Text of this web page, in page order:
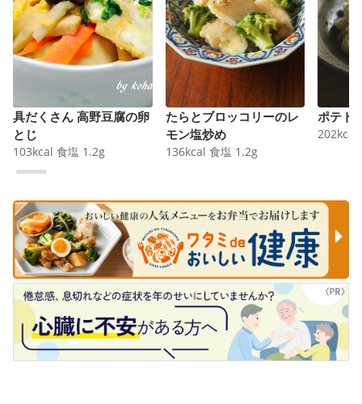
具だくさん 高野豆腐の卵
とじ
103kcal 食塩 1.2g
たらとブロッコリーのレ
モン塩炒め
136kcal 食塩 1.2g
ポテト
202kcal